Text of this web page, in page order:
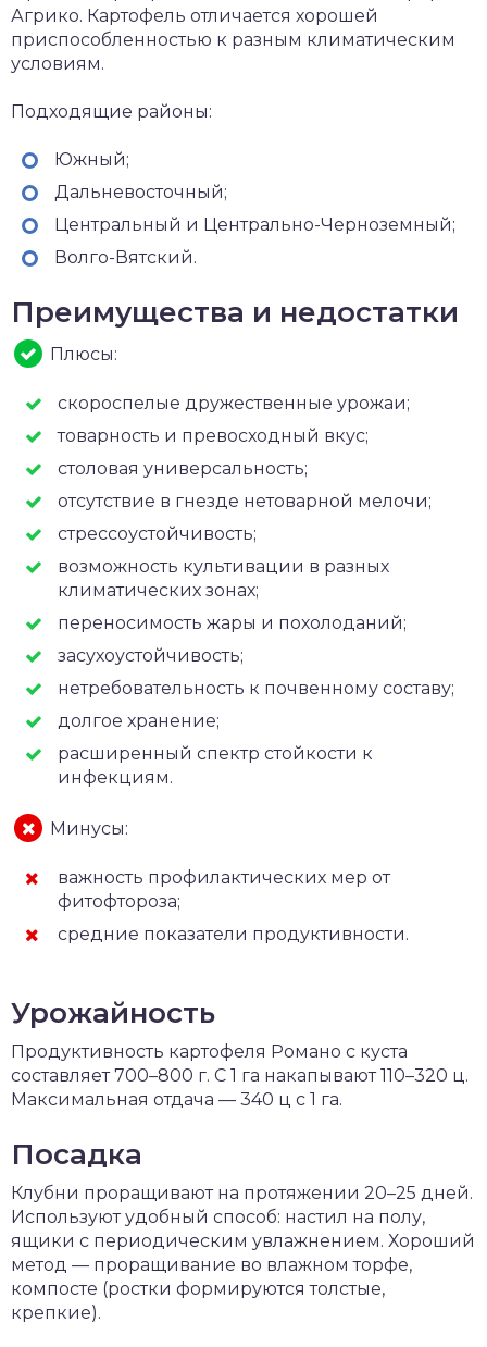
Агрико. Картофель отличается хорошей
приспособленностью к разным климатическим
условиям.
Подходящие районы:
Южный;
Дальневосточный;
Центральный и Центрально-Черноземный;
Волго-Вятский.
Преимущества и недостатки
Плюсы:
скороспелые дружественные урожаи;
товарность и превосходный вкус;
столовая универсальность;
отсутствие в гнезде нетоварной мелочи;
стрессоустойчивость;
возможность культивации в разных
климатических зонах;
переносимость жары и похолоданий;
засухоустойчивость;
нетребовательность к почвенному составу;
долгое хранение;
расширенный спектр стойкости к
инфекциям.
Минусы:
важность профилактических мер от
фитофтороза;
средние показатели продуктивности.
Урожайность
Продуктивность картофеля Романо с куста
составляет 700–800 г. С 1 га накапывают 110–320 ц.
Максимальная отдача — 340 ц с 1 га.
Посадка
Клубни проращивают на протяжении 20–25 дней.
Используют удобный способ: настил на полу,
ящики с периодическим увлажнением. Хороший
метод — проращивание во влажном торфе,
компосте (ростки формируются толстые,
крепкие).